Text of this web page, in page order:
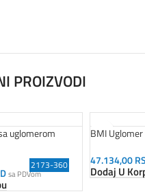
PROIZVODI
uglomerom
sa PDVom
2173-360
BMI
47.134,00
Dodaj U